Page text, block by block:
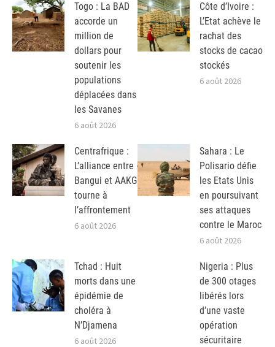
Togo : La BAD
accorde un
million de
dollars pour
soutenir les
populations
déplacées dans
les Savanes
6 août 2026
Côte d’Ivoire :
L’Etat achève le
rachat des
stocks de cacao
stockés
6 août 2026
Centrafrique :
L’alliance entre
Bangui et AAKG
tourne à
l’affrontement
6 août 2026
Sahara : Le
Polisario défie
les Etats Unis
en poursuivant
ses attaques
contre le Maroc
6 août 2026
Tchad : Huit
morts dans une
épidémie de
choléra à
N’Djamena
6 août 2026
Nigeria : Plus
de 300 otages
libérés lors
d’une vaste
opération
sécuritaire